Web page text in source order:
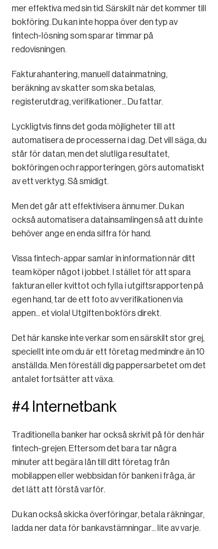
mer effektiva med sin tid. Särskilt när det kommer till
bokföring. Du kan inte hoppa över den typ av
fintech-lösning som sparar timmar på
redovisningen.
Fakturahantering, manuell datainmatning,
beräkning av skatter som ska betalas,
registerutdrag, verifikationer... Du fattar.
Lyckligtvis finns det goda möjligheter till att
automatisera de processerna i dag. Det vill säga, du
står för datan, men det slutliga resultatet,
bokföringen och rapporteringen, görs automatiskt
av ett verktyg. Så smidigt.
Men det går att effektivisera ännu mer. Du kan
också automatisera datainsamlingen så att du inte
behöver ange en enda siffra för hand.
Vissa fintech-appar samlar in information när ditt
team köper något i jobbet. I stället för att spara
fakturan eller kvittot och fylla i utgiftsrapporten på
egen hand, tar de ett foto av verifikationen via
appen... et viola! Utgiften bokförs direkt.
Det här kanske inte verkar som en särskilt stor grej,
speciellt inte om du är ett företag med mindre än 10
anställda. Men föreställ dig pappersarbetet om det
antalet fortsätter att växa.
#4 Internetbank
Traditionella banker har också skrivit på för den här
fintech-grejen. Eftersom det bara tar några
minuter att begära lån till ditt företag från
mobilappen eller webbsidan för banken i fråga, är
det lätt att förstå varför.
Du kan också skicka överföringar, betala räkningar,
ladda ner data för bankavstämningar... lite av varje.